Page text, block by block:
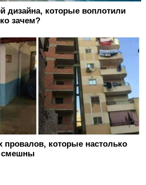
дизайна, которые воплотили
зачем?
провалов, которые настолько
смешны